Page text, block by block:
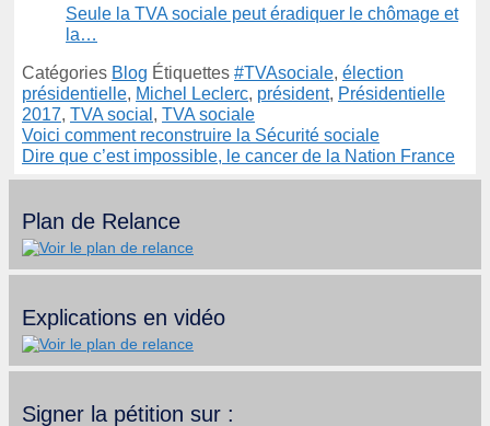
Seule la TVA sociale peut éradiquer le chômage et
la…
Catégories Blog Étiquettes #TVAsociale, élection
présidentielle, Michel Leclerc, président, Présidentielle
2017, TVA social , TVA sociale
Voici comment reconstruire la Sécurité sociale
Dire que c’est impossible, le cancer de la Nation France
Plan de Relance
Explications en vidéo
Signer la pétition sur :